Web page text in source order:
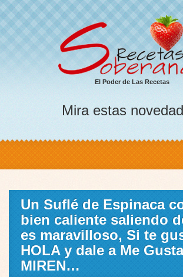
El Poder de Las Recetas
Mira estas
Un Suflé de Espinaca
bien caliente saliendo
es maravilloso, Si te
HOLA y dale a Me Gusta
MIREN…